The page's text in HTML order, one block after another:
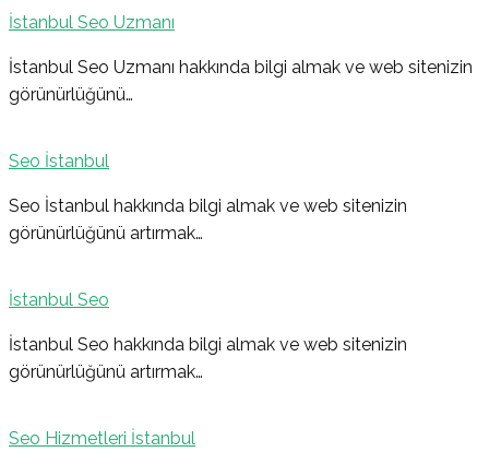
İstanbul Seo Uzmanı
İstanbul Seo Uzmanı hakkında bilgi almak ve web sitenizin
görünürlüğünü…
Seo İstanbul
Seo İstanbul hakkında bilgi almak ve web sitenizin
görünürlüğünü artırmak…
İstanbul Seo
İstanbul Seo hakkında bilgi almak ve web sitenizin
görünürlüğünü artırmak…
Seo Hizmetleri İstanbul